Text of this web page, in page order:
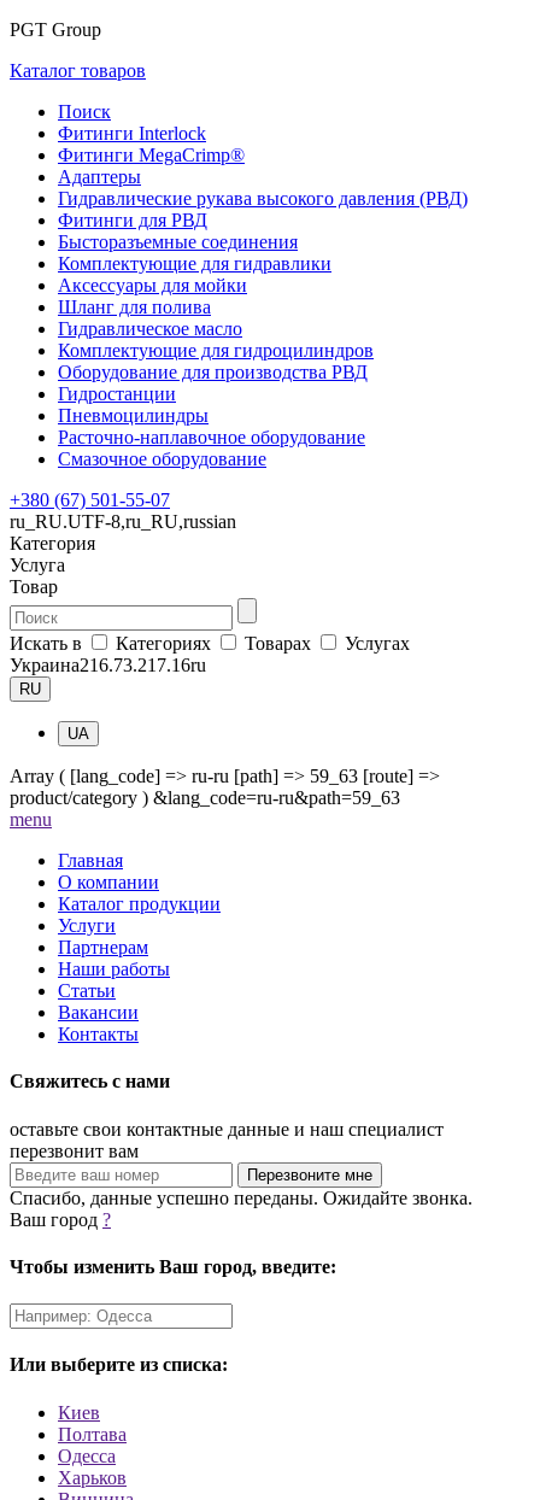
PGT Group
Каталог товаров
Поиск
Фитинги Interlock
Фитинги MegaCrimp®
Адаптеры
Гидравлические рукава высокого давления (РВД)
Фитинги для РВД
Бысторазъемные соединения
Комплектующие для гидравлики
Аксессуары для мойки
Шланг для полива
Гидравлическое масло
Комплектующие для гидроцилиндров
Оборудование для производства РВД
Гидростанции
Пневмоцилиндры
Расточно-наплавочное оборудование
Смазочное оборудование
+380 (67) 501-55-07
ru_RU.UTF-8,ru_RU,russian
Категория
Услуга
Товар
Искать в Категориях Товарах
Услугах
Украина216.73.217.16ru
RU
UA
Array ( [lang_code] => ru-ru [path] => 59_63 [route] =>
product/category ) &lang_code=ru-ru&path=59_63
menu
Главная
О компании
Каталог продукции
Услуги
Партнерам
Наши работы
Статьи
Вакансии
Контакты
Свяжитесь с нами
оставьте свои контактные данные и наш специалист
перезвонит вам
Спасибо, данные успешно переданы. Ожидайте звонка.
Ваш город ?
Чтобы изменить Ваш город, введите:
Или выберите из списка:
Киев
Полтава
Одесса
Харьков